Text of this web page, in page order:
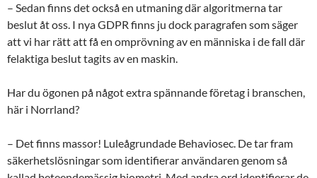
– Sedan finns det också en utmaning där algoritmerna tar
beslut åt oss. I nya GDPR finns ju dock paragrafen som säger
att vi har rätt att få en omprövning av en människa i de fall där
felaktiga beslut tagits av en maskin.
Har du ögonen på något extra spännande företag i branschen,
här i Norrland?
– Det finns massor! Luleågrundade Behaviosec. De tar fram
säkerhetslösningar som identifierar användaren genom så